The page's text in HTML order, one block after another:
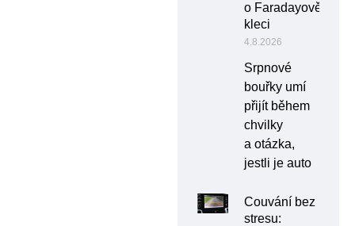
o Faradayově
kleci
4.8.2026
Srpnové
bouřky umí
přijít během
chvilky
a otázka,
jestli je auto
Couvání bez
stresu: